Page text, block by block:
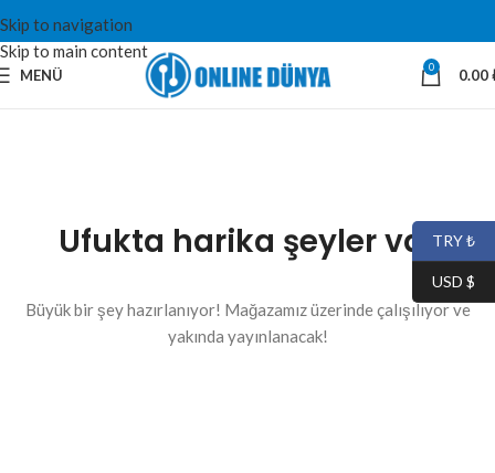
Skip to navigation
Skip to main content
MENÜ 0 0.00
Ufukta harika şeyler var
Büyük bir şey hazırlanıyor! Mağazamız üzerinde çalışılıyor ve
yakında yayınlanacak!
TRY ₺
USD $